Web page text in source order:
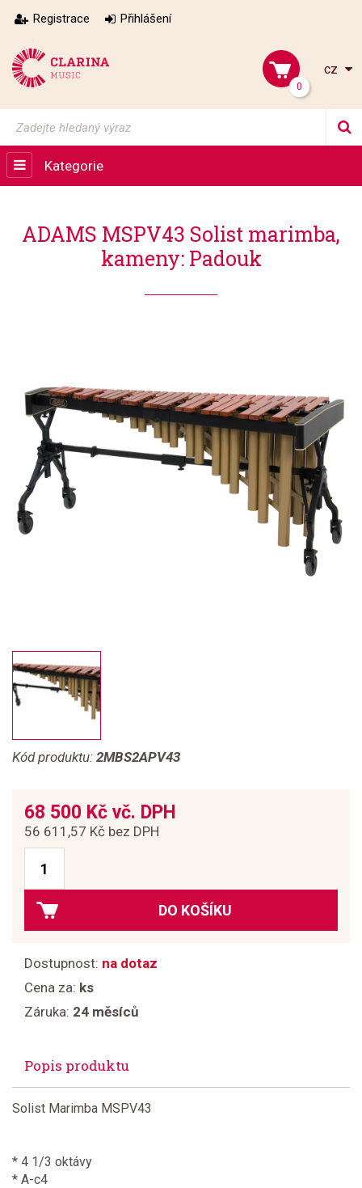
Registrace Přihlášení
0
cz
Kategorie
ADAMS MSPV43 Solist marimba,
kameny: Padouk
Kód produktu: 2MBS2APV43
68 500 Kč vč. DPH
56 611,57 Kč bez DPH
DO KOŠÍKU
Dostupnost: na dotaz
Cena za: ks
Záruka: 24 měsíců
Popis produktu
Solist Marimba MSPV43
* 4 1/3 oktávy
* A-c4